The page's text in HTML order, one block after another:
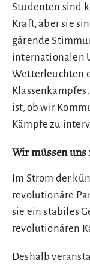
Studenten sind
Kraft, aber sie
gärende
internationalen
Wetterleuchten
ist, ob wir
Kämpfe zu
Wir müssen
Im Strom der
revolutionäre
sie ein stabiles
revolutionären
Deshalb